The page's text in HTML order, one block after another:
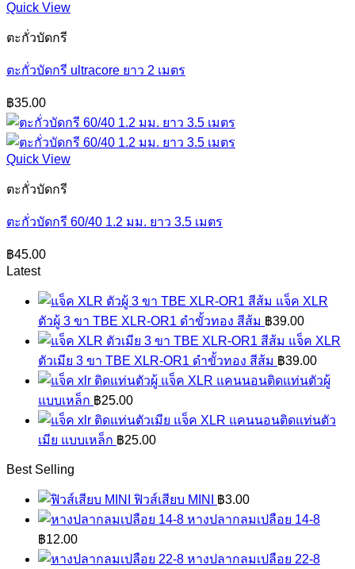
Quick View
ตะกั่วบัดกรี
ตะกั่วบัดกรี ultracore ยาว 2 เมตร
฿35.00
Quick View
ตะกั่วบัดกรี
ตะกั่วบัดกรี 60/40 1.2 มม. ยาว 3.5 เมตร
฿45.00
Latest
แจ็ค XLR
ตัวผู้ 3 ขา TBE XLR-OR1 ดำขั้วทอง สีส้ม ฿39.00
แจ็ค XLR
ตัวเมีย 3 ขา TBE XLR-OR1 ดำขั้วทอง สีส้ม ฿39.00
แจ็ค XLR แคนนอนติดแท่นตัวผู้
แบบเหล็ก ฿25.00
แจ็ค XLR แคนนอนติดแท่นตัว
เมีย แบบเหล็ก ฿25.00
Best Selling
ฟิวส์เสียบ MINI ฿3.00
หางปลากลมเปลือย 14-8
฿12.00
หางปลากลมเปลือย 22-8